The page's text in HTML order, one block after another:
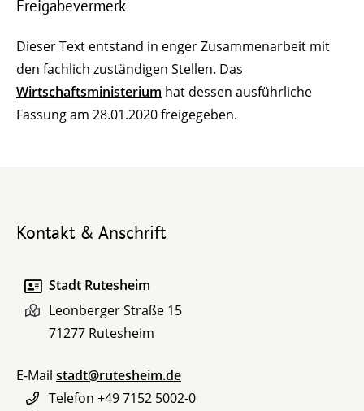
Freigabevermerk
Dieser Text entstand in enger Zusammenarbeit mit
den fachlich zuständigen Stellen. Das
Wirtschaftsministerium hat dessen ausführliche
Fassung am 28.01.2020 freigegeben.
Kontakt & Anschrift
Stadt Rutesheim
Leonberger Straße 15
71277 Rutesheim
E-Mail stadt@rutesheim.de
Telefon +49 7152 5002-0